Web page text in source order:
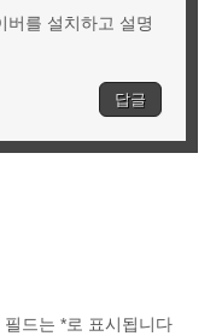
버를 설치하고 설명
답글
필드는 *로 표시됩니다